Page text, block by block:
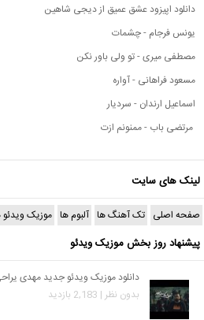
دانلود اپیزود عشق عمیق از دیجی شاهین
یونس فرجام - چشمات
مصطفی میری - تو ولی باور نکن
مسعود فراهانی - آواره
اسماعیل ارندان - سردیار
مرتضی باب - ممنونم ازت
لینک های سایت
صفحه اصلی تک آهنگ ها آلبوم ها موزیک ویدئو
پیشنهاد روز بخش موزیک ویدئو
دانلود موزیک ویدئو جدید مهدی
بدون نظر | 2,183 بازدید